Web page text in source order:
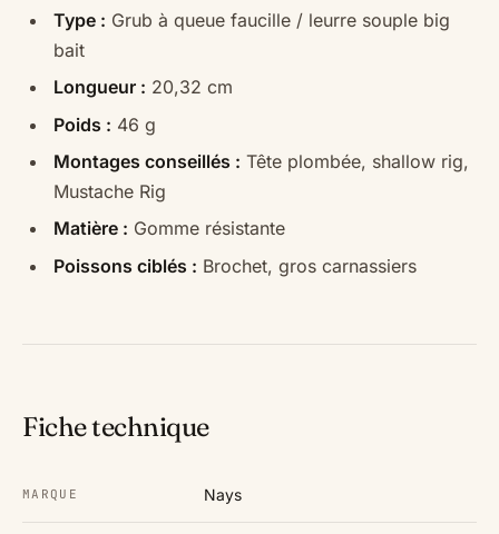
Type : Grub à queue faucille / leurre souple big
bait
Longueur : 20,32 cm
Poids : 46 g
Montages conseillés : Tête plombée, shallow rig,
Mustache Rig
Matière : Gomme résistante
Poissons ciblés : Brochet, gros carnassiers
Fiche technique
MARQUE Nays